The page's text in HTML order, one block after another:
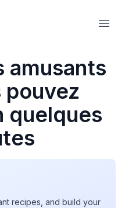
amusants
pouvez
quelques
recipes, and build your